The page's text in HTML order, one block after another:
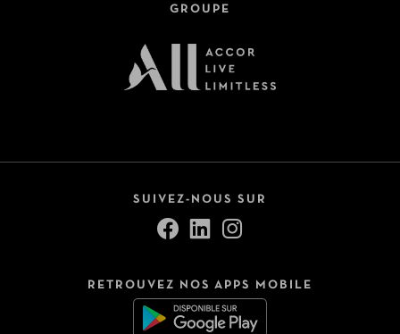
GROUPE
SUIVEZ-NOUS SUR
RETROUVEZ NOS APPS MOBILE